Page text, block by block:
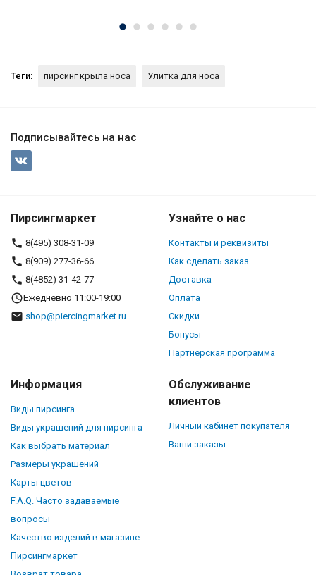
Теги: пирсинг крыла носа Улитка для носа
Подписывайтесь на нас
Пирсингмаркет
8(495) 308-31-09
8(909) 277-36-66
8(4852) 31-42-77
Ежедневно 11:00-19:00
shop@piercingmarket.ru
Узнайте о нас
Контакты и реквизиты
Как сделать заказ
Доставка
Оплата
Скидки
Бонусы
Партнерская программа
Информация
Виды пирсинга
Виды украшений для пирсинга
Как выбрать материал
Размеры украшений
Карты цветов
F.A.Q. Часто задаваемые
вопросы
Качество изделий в магазине
Пирсингмаркет
Обслуживание
клиентов
Личный кабинет покупателя
Ваши заказы